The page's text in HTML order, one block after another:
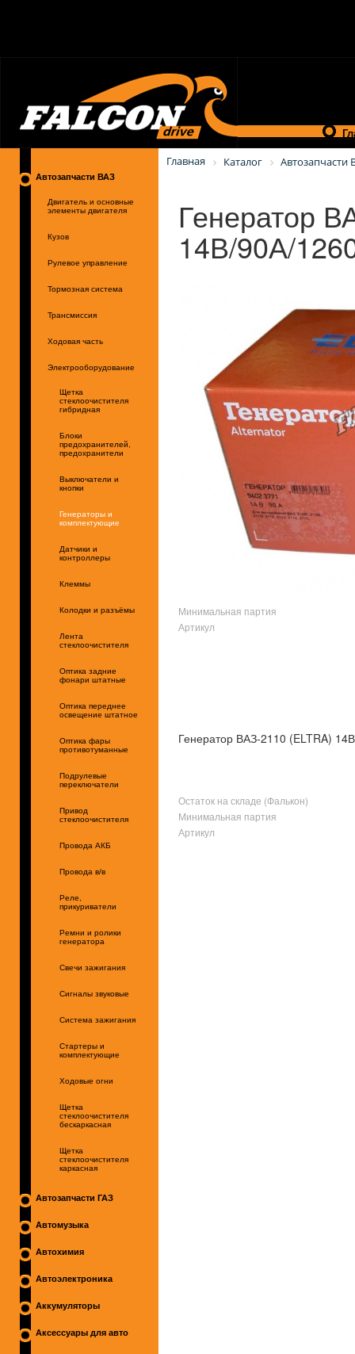
Автозапчасти ВАЗ
Двигатель и основные
элементы двигателя
Кузов
Рулевое управление
Тормозная система
Трансмиссия
Ходовая часть
Электрооборудование
Щетка
стеклоочистителя
гибридная
Блоки
предохранителей,
предохранители
Выключатели и
кнопки
Генераторы и
комплектующие
Датчики и
контроллеры
Клеммы
Колодки и разъёмы
Лента
стеклоочистителя
Оптика задние
фонари штатные
Оптика переднее
освещение штатное
Оптика фары
противотуманные
Подрулевые
переключатели
Привод
стеклоочистителя
Провода АКБ
Провода в/в
Реле,
прикуриватели
Ремни и ролики
генератора
Свечи зажигания
Сигналы звуковые
Система зажигания
Стартеры и
комплектующие
Ходовые огни
Щетка
стеклоочистителя
бескаркасная
Щетка
стеклоочистителя
каркасная
Автозапчасти ГАЗ
Автомузыка
Автохимия
Автоэлектроника
Аккумуляторы
Аксессуары для авто
Главная Каталог Автозапчасти
Генератор
14В/90А/
Минимальная партия
Артикул
Генератор ВАЗ-2110 (ELTRA)
Остаток на складе (Фалькон)
Минимальная партия
Артикул